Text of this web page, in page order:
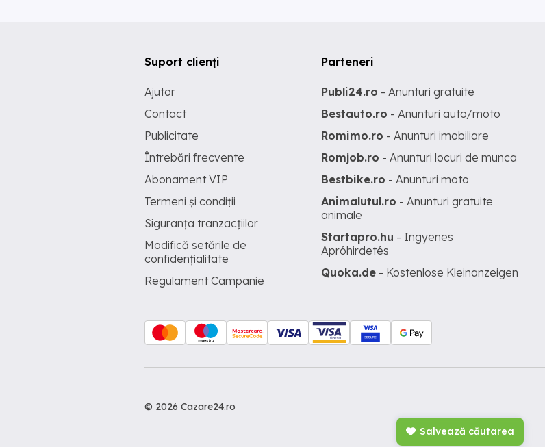
Salvează căutarea
Suport clienți
Ajutor
Contact
Publicitate
Întrebări frecvente
Abonament VIP
Termeni și condiții
Siguranța tranzacțiilor
Modifică setările de
confidențialitate
Regulament Campanie
Parteneri
Publi24.ro - Anunturi gratuite
Bestauto.ro - Anunturi auto/moto
Romimo.ro - Anunturi imobiliare
Romjob.ro - Anunturi locuri de munca
Bestbike.ro - Anunturi moto
Animalutul.ro - Anunturi gratuite
animale
Startapro.hu - Ingyenes
Apróhirdetés
Quoka.de - Kostenlose Kleinanzeigen
© 2026 Cazare24.ro